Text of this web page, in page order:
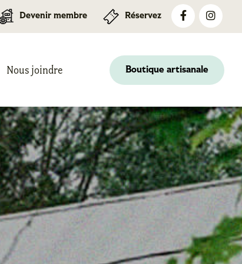
Devenir membre Réservez
Nous joindre Boutique artisanale